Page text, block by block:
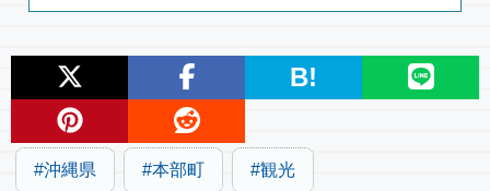
B!
沖縄県 本部町 観光